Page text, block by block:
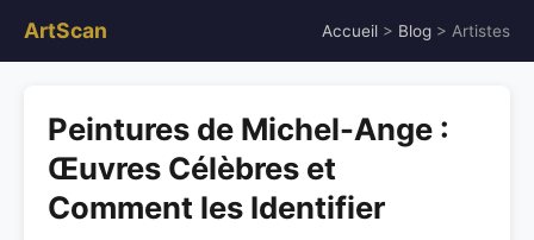
ArtScan Accueil > Blog > Artistes
Peintures de Michel-Ange :
Œuvres Célèbres et
Comment les Identifier